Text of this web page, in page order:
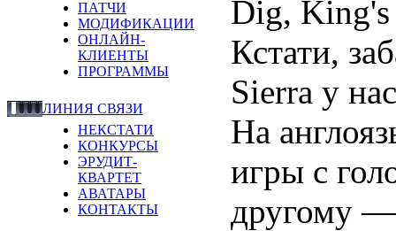
ПАТЧИ
МОДИФИКАЦИИ
ОНЛАЙН-
КЛИЕНТЫ
ПРОГРАММЫ
ЛИНИЯ СВЯЗИ
НЕКСТАТИ
КОНКУРСЫ
ЭРУДИТ-
КВАРТЕТ
АВАТАРЫ
КОНТАКТЫ
Dig, King's
Кстати,
Sierra у
На
игры с
другому